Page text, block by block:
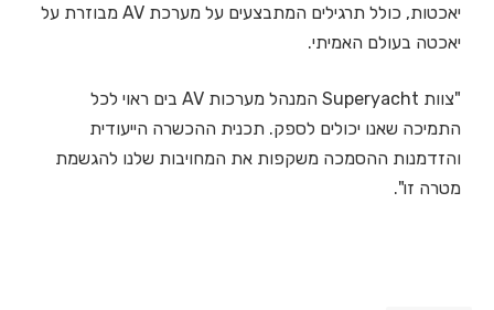
יאכטות, כולל תרגילים המתבצעים על מערכת AV מבוזרת על
יאכטה בעולם האמיתי.
"צוות Superyacht המנהל מערכות AV בים ראוי לכל
התמיכה שאנו יכולים לספק. תכנית ההכשרה הייעודית
והזדמנות ההסמכה משקפות את המחויבות שלנו להגשמת
מטרה זו".